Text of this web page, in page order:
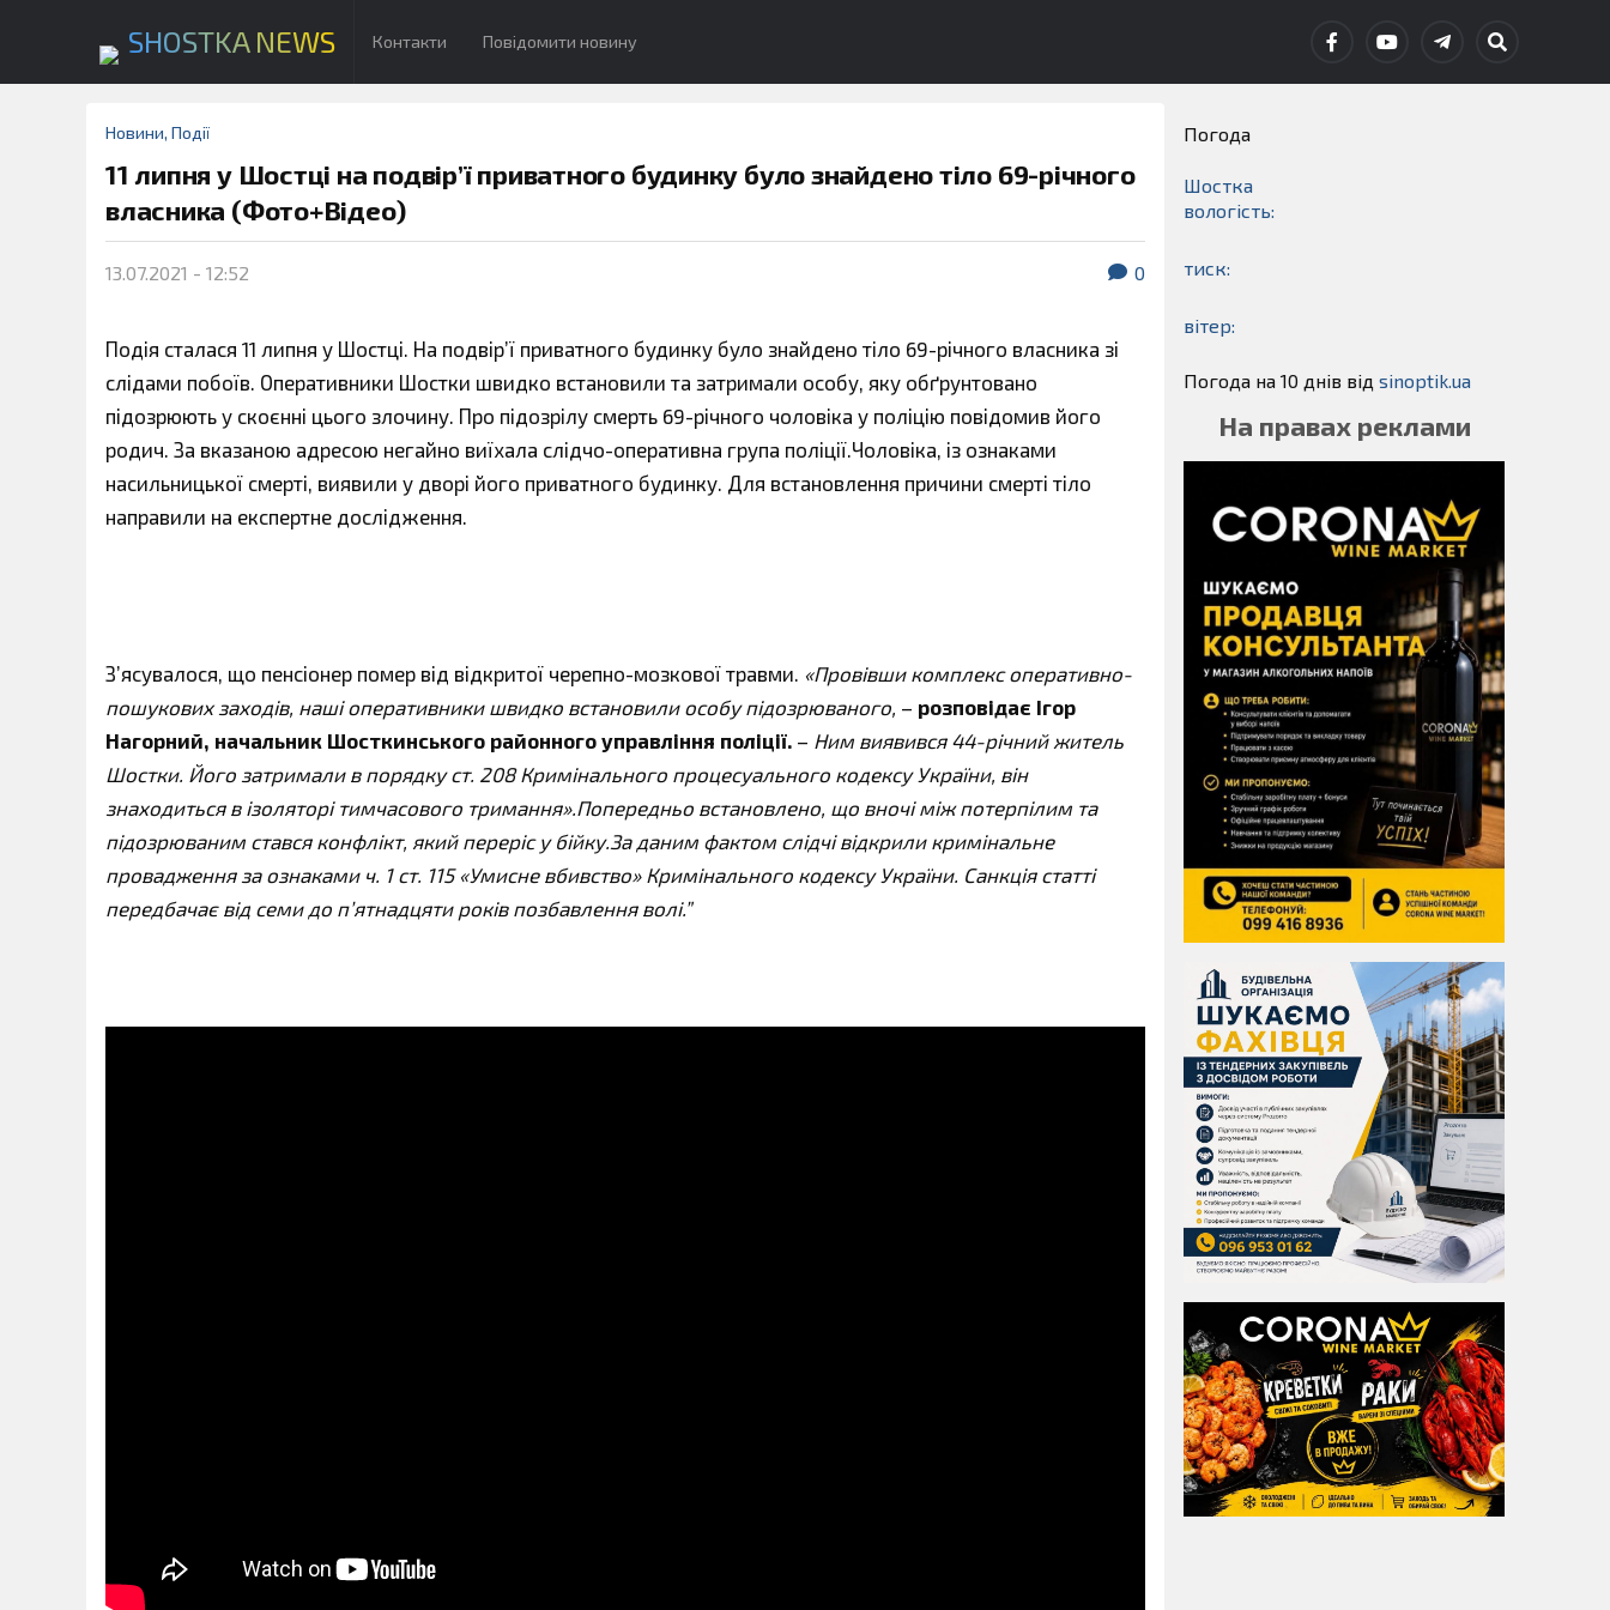
SHOSTKA NEWS Контакти Повідомити новину
Новини, Події
11 липня у Шостці на подвір’ї приватного будинку було знайдено тіло 69-річного
власника (Фото+Відео)
13.07.2021 - 12:52 0
Подія сталася 11 липня у Шостці. На подвір’ї приватного будинку було знайдено тіло 69-річного власника зі
слідами побоїв. Оперативники Шостки швидко встановили та затримали особу, яку обґрунтовано
підозрюють у скоєнні цього злочину. Про підозрілу смерть 69-річного чоловіка у поліцію повідомив його
родич. За вказаною адресою негайно виїхала слідчо-оперативна група поліції.Чоловіка, із ознаками
насильницької смерті, виявили у дворі його приватного будинку. Для встановлення причини смерті тіло
направили на експертне дослідження.
З’ясувалося, що пенсіонер помер від відкритої черепно-мозкової травми. «Провівши комплекс оперативно-
пошукових заходів, наші оперативники швидко встановили особу підозрюваного, – розповідає Ігор
Нагорний, начальник Шосткинського районного управління поліції. – Ним виявився 44-річний житель
Шостки. Його затримали в порядку ст. 208 Кримінального процесуального кодексу України, він
знаходиться в ізоляторі тимчасового тримання».Попередньо встановлено, що вночі між потерпілим та
підозрюваним стався конфлікт, який переріс у бійку.За даним фактом слідчі відкрили кримінальне
провадження за ознаками ч. 1 ст. 115 «Умисне вбивство» Кримінального кодексу України. Санкція статті
передбачає від семи до п’ятнадцяти років позбавлення волі.”
Погода
Шостка
вологість:
тиск:
вітер:
Погода на 10 днів від sinoptik.ua
На правах реклами